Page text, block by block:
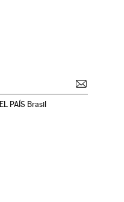
PAÍS Brasil